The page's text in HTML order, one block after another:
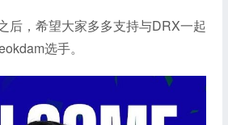
后，希望大家多多支持与DRX一起
选手。